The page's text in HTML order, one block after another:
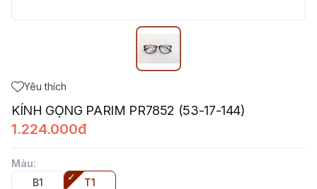
Yêu thích
KÍNH GỌNG PARIM PR7852 (53-17-144)
1.224.000đ
Màu:
B1
T1